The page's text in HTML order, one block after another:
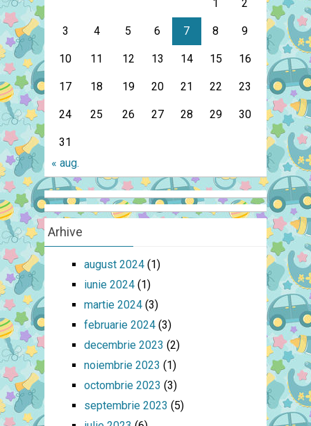
1 2
3 4 5 6 7 8 9
10 11 12 13 14 15 16
17 18 19 20 21 22 23
24 25 26 27 28 29 30
31
« aug.
Arhive
august 2024(1)
iunie 2024(1)
martie 2024(3)
februarie 2024(3)
decembrie 2023 (2)
noiembrie 2023 (1)
octombrie 2023 (3)
septembrie 2023 (5)